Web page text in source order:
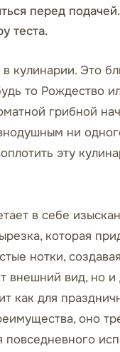
перед
теста.
кулинарии. Это
то Рождество
грибной
ни
эту
в себе
которая
нотки,
внешний вид, но
как для
оно